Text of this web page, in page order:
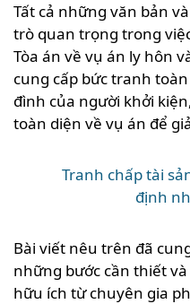
Tất cả những văn bản
trò quan trọng trong
Tòa án về vụ án ly hôn
cung cấp bức tranh
đình của người khởi
toàn diện về vụ án để
Tranh chấp tài
định
Bài viết nêu trên đã
những bước cần thiết
hữu ích từ chuyên gia